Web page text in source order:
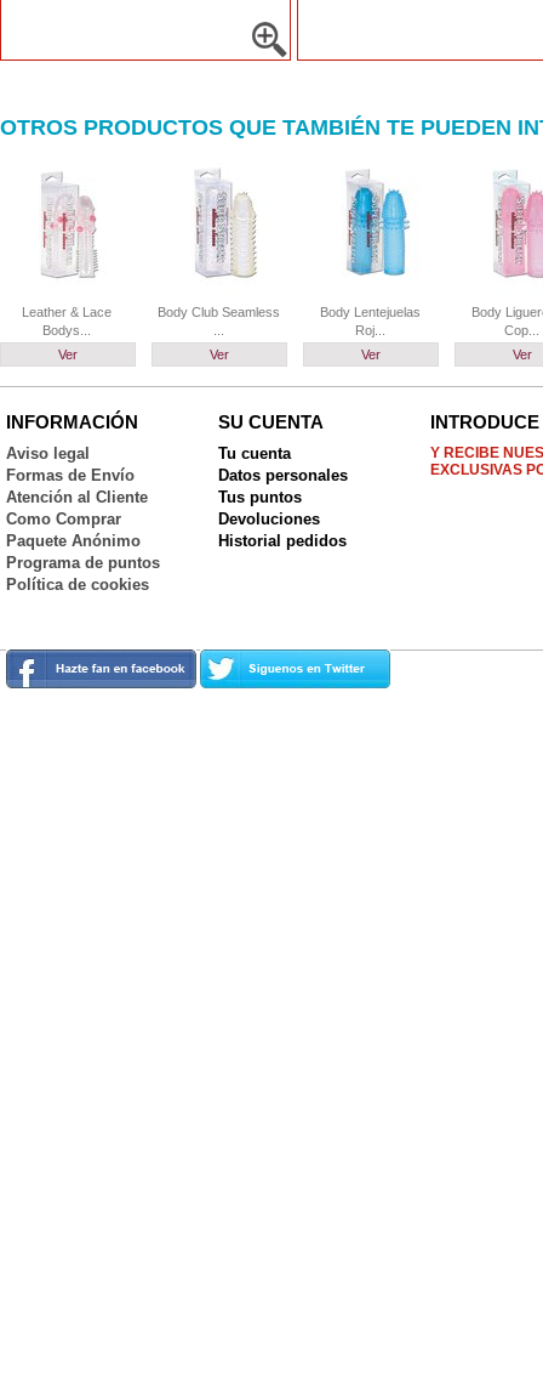
OTROS PRODUCTOS QUE TAMBIÉN TE PUEDEN
Leather & Lace
Bodys...
Ver
Body Club Seamless
Ver
Body Lentejuelas
Roj...
Ver
Body
Cop...
Ver
INFORMACIÓN
Aviso legal
Formas de Envío
Atención al Cliente
Como Comprar
Paquete Anónimo
Programa de puntos
Política de cookies
SU CUENTA
Tu cuenta
Datos personales
Tus puntos
Devoluciones
Historial pedidos
Y RECIBE
EXCLUSIVAS